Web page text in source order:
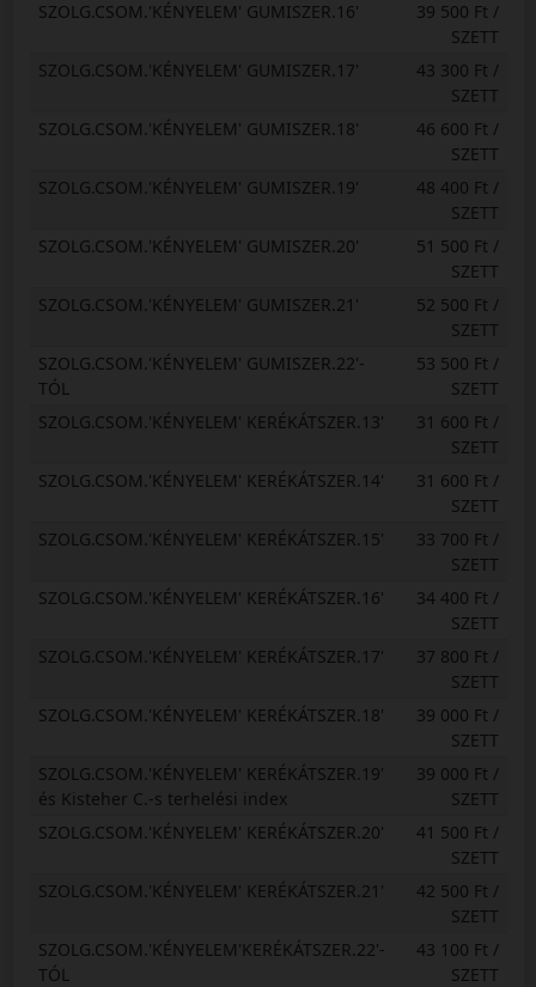
SZOLG.CSOM.'KÉNYELEM' GUMISZER.16'
39 500 Ft /
SZETT
SZOLG.CSOM.'KÉNYELEM' GUMISZER.17'
43 300 Ft /
SZETT
SZOLG.CSOM.'KÉNYELEM' GUMISZER.18'
46 600 Ft /
SZETT
SZOLG.CSOM.'KÉNYELEM' GUMISZER.19'
48 400 Ft /
SZETT
SZOLG.CSOM.'KÉNYELEM' GUMISZER.20'
51 500 Ft /
SZETT
SZOLG.CSOM.'KÉNYELEM' GUMISZER.21'
52 500 Ft /
SZETT
SZOLG.CSOM.'KÉNYELEM' GUMISZER.22'-
TÓL
53 500 Ft /
SZETT
SZOLG.CSOM.'KÉNYELEM' KERÉKÁTSZER.13'
31 600 Ft /
SZETT
SZOLG.CSOM.'KÉNYELEM' KERÉKÁTSZER.14'
31 600 Ft /
SZETT
SZOLG.CSOM.'KÉNYELEM' KERÉKÁTSZER.15'
33 700 Ft /
SZETT
SZOLG.CSOM.'KÉNYELEM' KERÉKÁTSZER.16'
34 400 Ft /
SZETT
SZOLG.CSOM.'KÉNYELEM' KERÉKÁTSZER.17'
37 800 Ft /
SZETT
SZOLG.CSOM.'KÉNYELEM' KERÉKÁTSZER.18'
39 000 Ft /
SZETT
SZOLG.CSOM.'KÉNYELEM' KERÉKÁTSZER.19'
és Kisteher C.-s terhelési index
39 000 Ft /
SZETT
SZOLG.CSOM.'KÉNYELEM' KERÉKÁTSZER.20'
41 500 Ft /
SZETT
SZOLG.CSOM.'KÉNYELEM' KERÉKÁTSZER.21'
42 500 Ft /
SZETT
SZOLG.CSOM.'KÉNYELEM'KERÉKÁTSZER.22'-
TÓL
43 100 Ft /
SZETT